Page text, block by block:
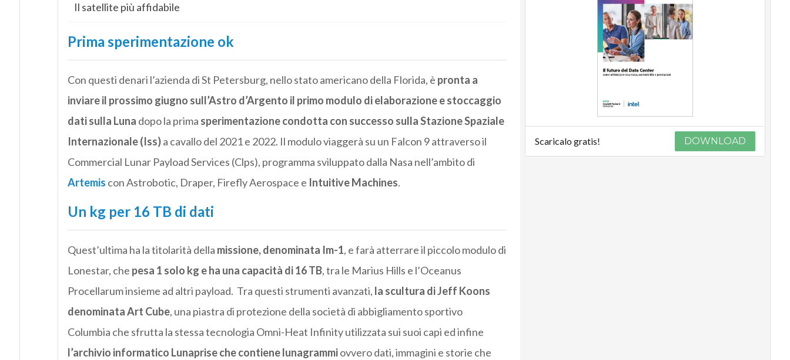
Il satellite più affidabile
Prima sperimentazione ok
Con questi denari l’azienda di St Petersburg, nello stato americano della Florida, è pronta a
inviare il prossimo giugno sull’Astro d’Argento il primo modulo di elaborazione e stoccaggio
dati sulla Luna dopo la prima sperimentazione condotta con successo sulla Stazione Spaziale
Internazionale (Iss)a cavallo del 2021 e 2022. Il modulo viaggerà su un Falcon 9 attraverso il
Commercial Lunar Payload Services (Clps), programma sviluppato dalla Nasa nell’ambito di
Artemis con Astrobotic, Draper, Firefly Aerospace e Intuitive Machines.
Un kg per 16 TB di dati
Quest’ultima ha la titolarità della missione, denominata Im-1, e farà atterrare il piccolo modulo di
Lonestar, che pesa 1 solo kg e ha una capacità di 16 TB, tra le Marius Hills e l’Oceanus
Procellarum insieme ad altri payload. Tra questi strumenti avanzati, la scultura di Jeff Koons
denominata Art Cube, una piastra di protezione della società di abbigliamento sportivo
Columbia che sfrutta la stessa tecnologia Omni-Heat Infinity utilizzata sui suoi capi ed infine
l’archivio informatico Lunaprise che contiene lunagrammiovvero dati, immagini e storie che
Scaricalo gratis! DOWNLOAD